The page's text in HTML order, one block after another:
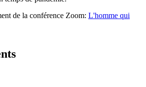
de la conférence Zoom: L'homme qui